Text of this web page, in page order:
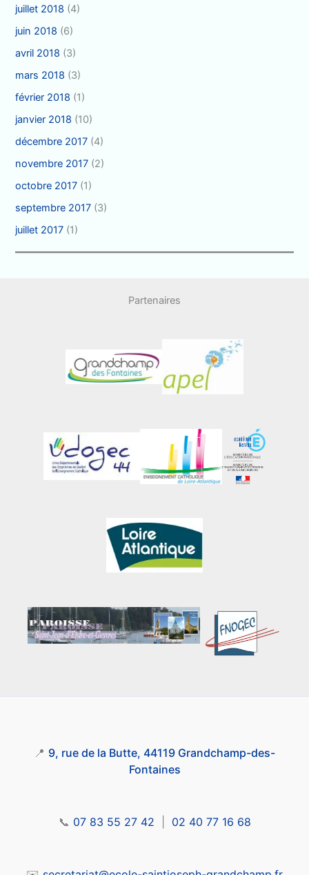
juillet 2018 (4)
juin 2018 (6)
avril 2018 (3)
mars 2018 (3)
février 2018 (1)
janvier 2018 (10)
décembre 2017 (4)
novembre 2017 (2)
octobre 2017 (1)
septembre 2017 (3)
juillet 2017 (1)
Partenaires
📍 9, rue de la Butte, 44119 Grandchamp-des-
Fontaines
📞 07 83 55 27 42 02 40 77 16 68